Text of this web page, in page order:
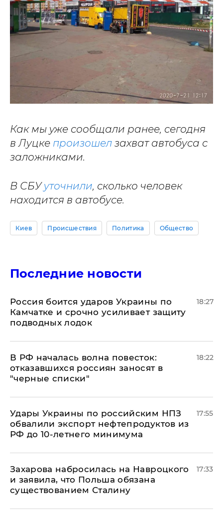
Как мы уже сообщали ранее, сегодня
в Луцке произошел захват автобуса с
заложниками.
В СБУуточнили, сколько человек
находится в автобусе.
Киев Происшествия Политика Общество
Последние новости
Россия боится ударов Украины по
Камчатке и срочно усиливает защиту
подводных лодок
18:27
​В РФ началась волна повесток:
отказавшихся россиян заносят в
"черные списки"
18:22
Удары Украины по российским НПЗ
обвалили экспорт нефтепродуктов из
РФ до 10-летнего минимума
17:55
​Захарова набросилась на Навроцкого
и заявила, что Польша обязана
существованием Сталину
17:33